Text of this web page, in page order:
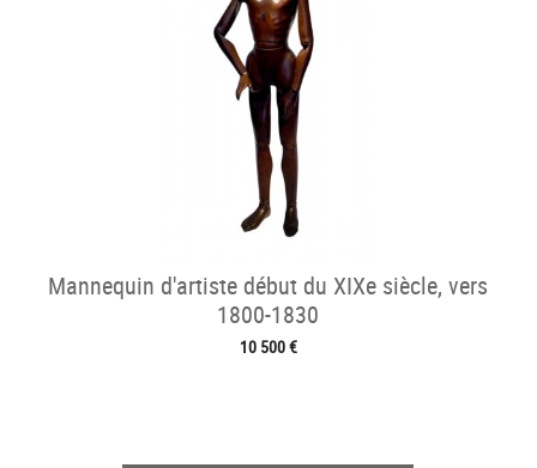
Mannequin d'artiste début du XIXe siècle, vers
1800-1830
10 500 €